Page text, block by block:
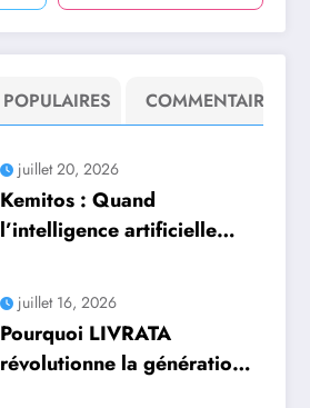
POPULAIRES COMMENTAIRE
juillet 20, 2026
Kemitos : Quand
l’intelligence artificielle
juillet 16, 2026
Pourquoi LIVRATA
révolutionne la génération